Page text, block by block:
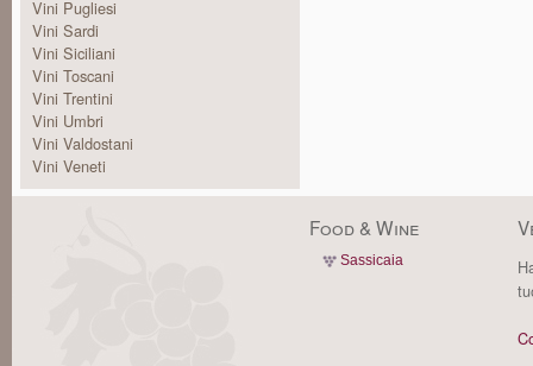
Vini Pugliesi
Vini Sardi
Vini Siciliani
Vini Toscani
Vini Trentini
Vini Umbri
Vini Valdostani
Vini Veneti
Food & Wine
Sassicaia